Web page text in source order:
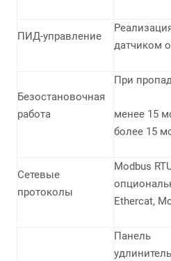
ПИД-управление
датчиком
Безостановочная
работа
При
менее 15
более 15
Сетевые
протоколы
Modbus
Ethercat,